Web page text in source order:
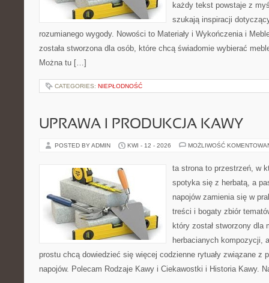
każdy tekst powstaje z
szukają inspiracji
rozumianego wygody. Nowości to Materiały i Wykończenia i
została stworzona dla osób, które chcą świadomie wybierać
Można tu […]
CATEGORIES: NIEPŁODNOŚĆ
UPRAWA I PRODUKCJA KAWY
POSTED BY ADMIN KWI - 12 - 2026 MOŻLIWOŚĆ
ta strona to przestrzeń, w
spotyka się z herbatą, a
napojów zamienia się w
treści i bogaty zbiór
który został stworzony dla
herbacianych kompozycji,
prostu chcą dowiedzieć się więcej codzienne rytuały związane z
napojów. Polecam Rodzaje Kawy i Ciekawostki i Historia Kawy.